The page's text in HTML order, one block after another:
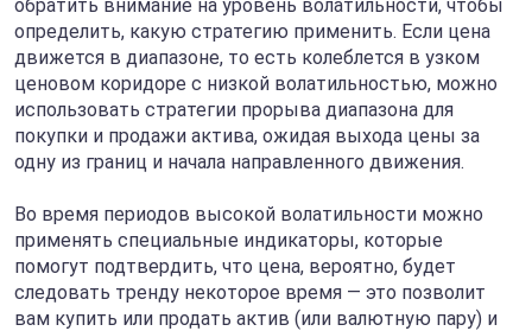
обратить внимание на уровень волатильности, чтобы
определить, какую стратегию применить. Если цена
движется в диапазоне, то есть колеблется в узком
ценовом коридоре с низкой волатильностью, можно
использовать стратегии прорыва диапазона для
покупки и продажи актива, ожидая выхода цены за
одну из границ и начала направленного движения.
Во время периодов высокой волатильности можно
применять специальные индикаторы, которые
помогут подтвердить, что цена, вероятно, будет
следовать тренду некоторое время — это позволит
вам купить или продать актив (или валютную пару) и